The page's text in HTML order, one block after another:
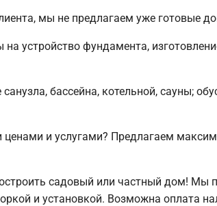
мы не предлагаем уже готовые
устройство фундамента,
бассейна, котельной, сауны;
и услугами? Предлагаем
садовый или частный дом! Мы
и установкой. Возможна оплата